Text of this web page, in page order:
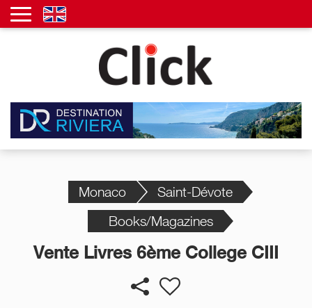
Monaco
Saint-Dévote
Books/Magazines
Vente Livres 6ème College CIII